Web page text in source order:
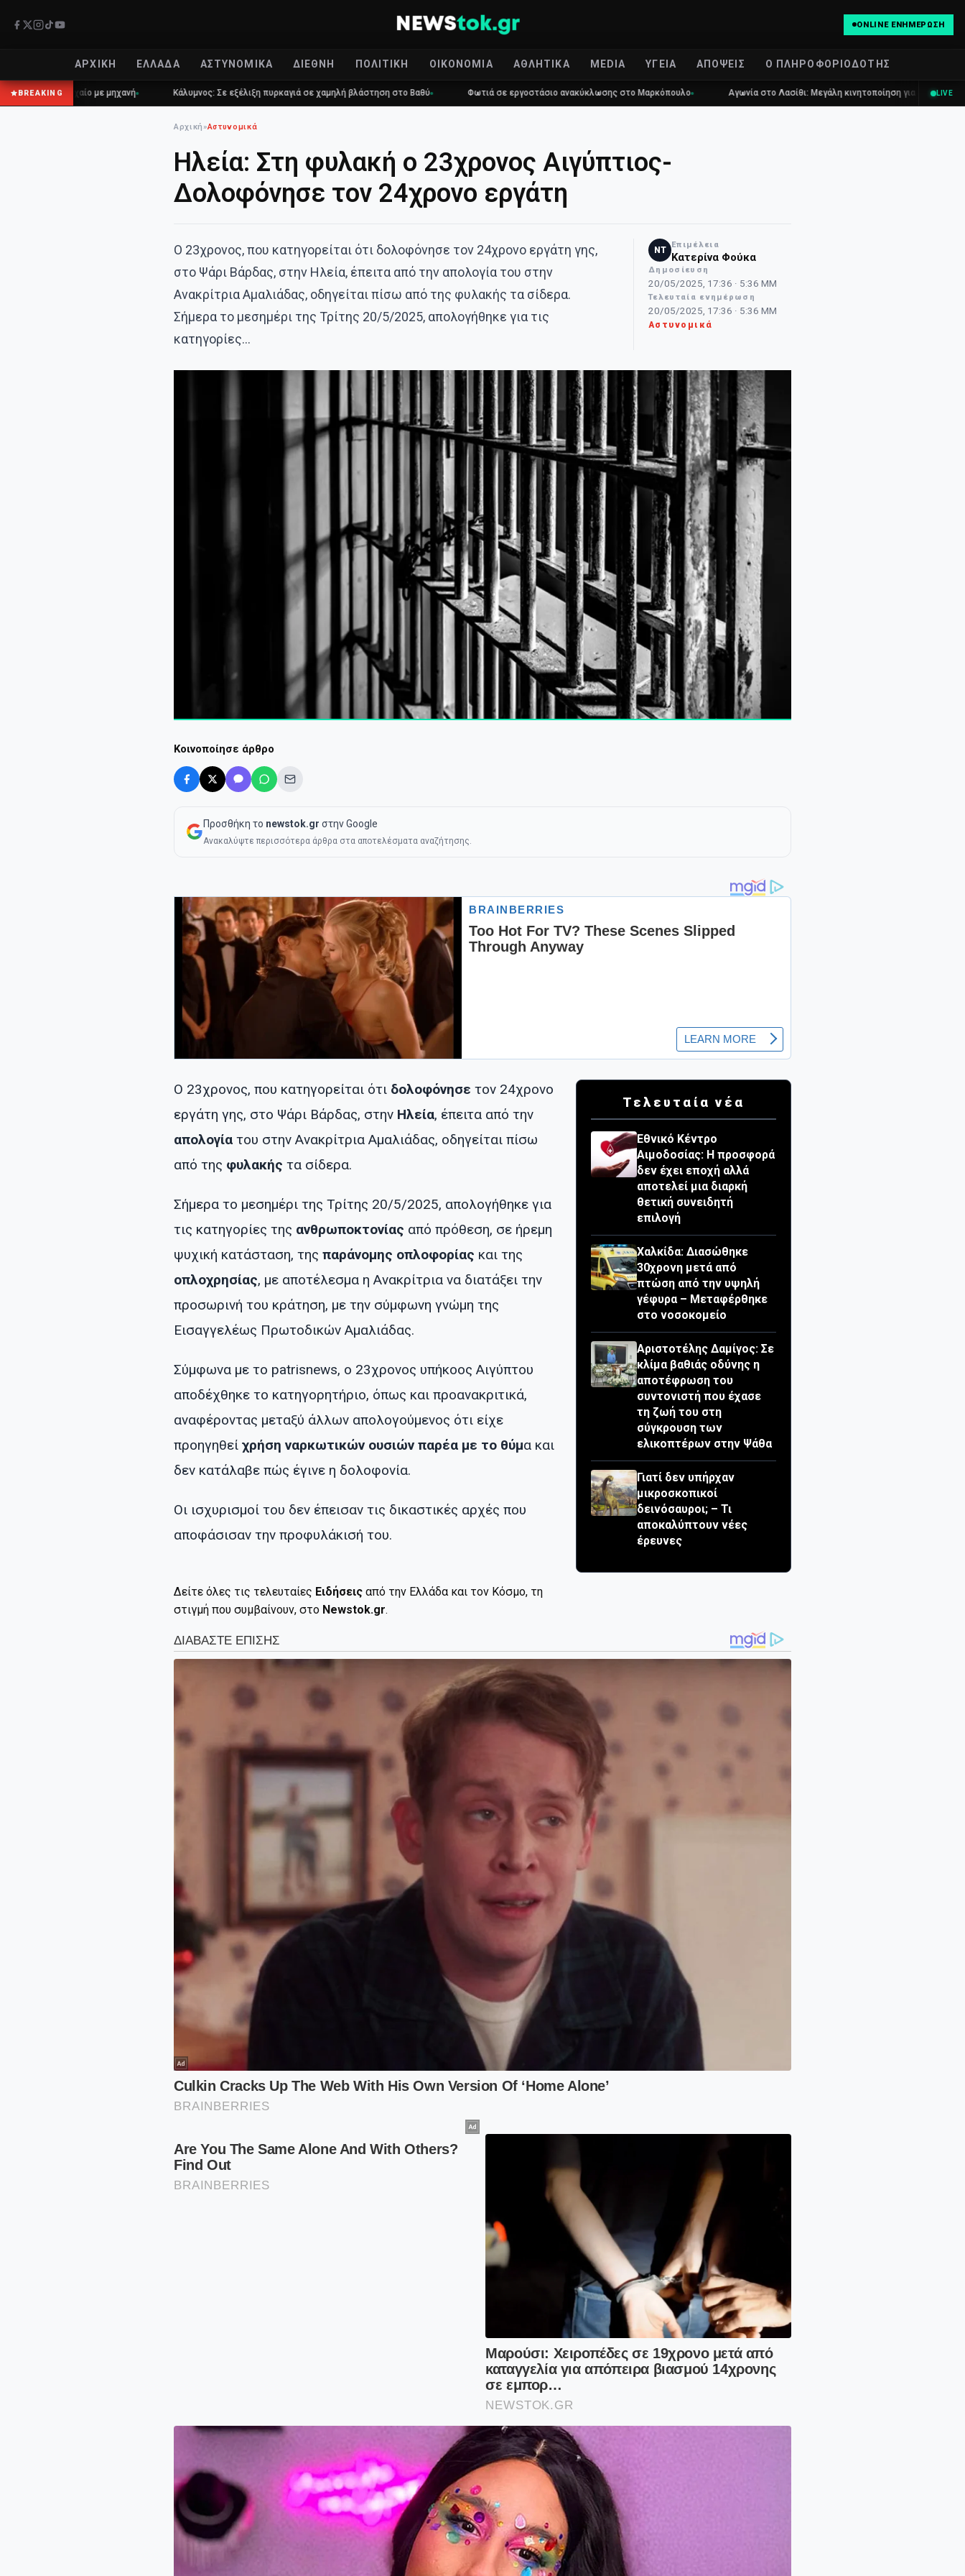
ONLINE ΕΝΗΜΈΡΩΣΗ
ΑΡΧΙΚΉ ΕΛΛΆΔΑ ΑΣΤΥΝΟΜΙΚΆ ΔΙΕΘΝΉ ΠΟΛΙΤΙΚΉ ΟΙΚΟΝΟΜΊΑ ΑΘΛΗΤΙΚΆ MEDIA ΥΓΕΊΑ ΑΠΌΨΕΙΣ Ο ΠΛΗΡΟΦΟΡΙΟΔΌΤΗΣ
BREAKING
σε τροχαίο με μηχανή Κάλυμνος: Σε εξέλιξη πυρκαγιά σε χαμηλή βλάστηση στο Βαθύ Φωτιά σε εργοστάσιο ανακύκλωσης στο Μαρκόπουλο Αγωνία στο Λασίθι: Μεγάλη κινητοποίηση για τη φωτιά στηLIVE
Αρχική »Αστυνομικά
Ηλεία: Στη φυλακή ο 23χρονος Αιγύπτιος-
Δολοφόνησε τον 24χρονο εργάτη
Ο 23χρονος, που κατηγορείται ότι δολοφόνησε τον 24χρονο εργάτη γης,
στο Ψάρι Βάρδας, στην Ηλεία, έπειτα από την απολογία του στην
Ανακρίτρια Αμαλιάδας, οδηγείται πίσω από της φυλακής τα σίδερα.
Σήμερα το μεσημέρι της Τρίτης 20/5/2025, απολογήθηκε για τις
κατηγορίες…
NT Επιμέλεια
Κατερίνα Φούκα
Δημοσίευση
20/05/2025, 17:36 · 5:36 ΜΜ
Τελευταία ενημέρωση
20/05/2025, 17:36 · 5:36 ΜΜ
Αστυνομικά
Κοινοποίησε άρθρο
Προσθήκη το newstok.gr στην Google
Ανακαλύψτε περισσότερα άρθρα στα αποτελέσματα αναζήτησης.
Τελευταία νέα
Εθνικό Κέντρο
Αιμοδοσίας: Η προσφορά
δεν έχει εποχή αλλά
αποτελεί μια διαρκή
θετική συνειδητή
επιλογή
Χαλκίδα: Διασώθηκε
30χρονη μετά από
πτώση από την υψηλή
γέφυρα – Μεταφέρθηκε
στο νοσοκομείο
Αριστοτέλης Δαμίγος: Σε
κλίμα βαθιάς οδύνης η
αποτέφρωση του
συντονιστή που έχασε
τη ζωή του στη
σύγκρουση των
ελικοπτέρων στην Ψάθα
Γιατί δεν υπήρχαν
μικροσκοπικοί
δεινόσαυροι; – Τι
αποκαλύπτουν νέες
έρευνες
Ο 23χρονος, που κατηγορείται ότι δολοφόνησε τον 24χρονο
εργάτη γης, στο Ψάρι Βάρδας, στην Ηλεία, έπειτα από την
απολογία του στην Ανακρίτρια Αμαλιάδας, οδηγείται πίσω
από της φυλακής τα σίδερα.
Σήμερα το μεσημέρι της Τρίτης 20/5/2025, απολογήθηκε για
τις κατηγορίες της ανθρωποκτονίας από πρόθεση, σε ήρεμη
ψυχική κατάσταση, της παράνομης οπλοφορίας και της
οπλοχρησίας, με αποτέλεσμα η Ανακρίτρια να διατάξει την
προσωρινή του κράτηση, με την σύμφωνη γνώμη της
Εισαγγελέως Πρωτοδικών Αμαλιάδας.
Σύμφωνα με το patrisnews, ο 23χρονος υπήκοος Αιγύπτου
αποδέχθηκε το κατηγορητήριο, όπως και προανακριτικά,
αναφέροντας μεταξύ άλλων απολογούμενος ότι είχε
προηγηθεί χρήση ναρκωτικών ουσιών παρέα με το θύμα και
δεν κατάλαβε πώς έγινε η δολοφονία.
Οι ισχυρισμοί του δεν έπεισαν τις δικαστικές αρχές που
αποφάσισαν την προφυλάκισή του.
Δείτε όλες τις τελευταίες Ειδήσεις από την Ελλάδα και τον Κόσμο, τη
στιγμή που συμβαίνουν, στο Newstok.gr.